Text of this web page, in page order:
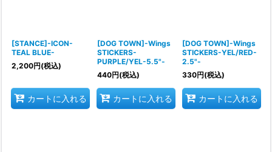
[STANCE]-ICON-
TEAL BLUE-
2,200円(税込)
カートに入れる
[DOG TOWN]-Wings
STICKERS-
PURPLE/YEL-5.5"-
440円(税込)
カートに入れる
[DOG TOWN]-Wings
STICKERS-YEL/RED-
2.5"-
330円(税込)
カートに入れる